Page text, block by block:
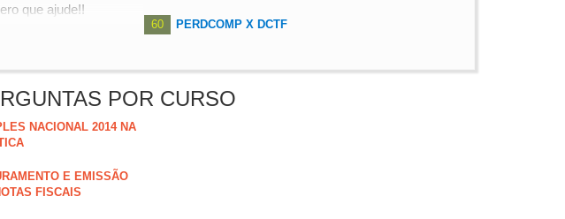
que ajude!!
60 PERDCOMP X DCTF
POR CURSO
NACIONAL 2014 NA
E EMISSÃO
FISCAIS